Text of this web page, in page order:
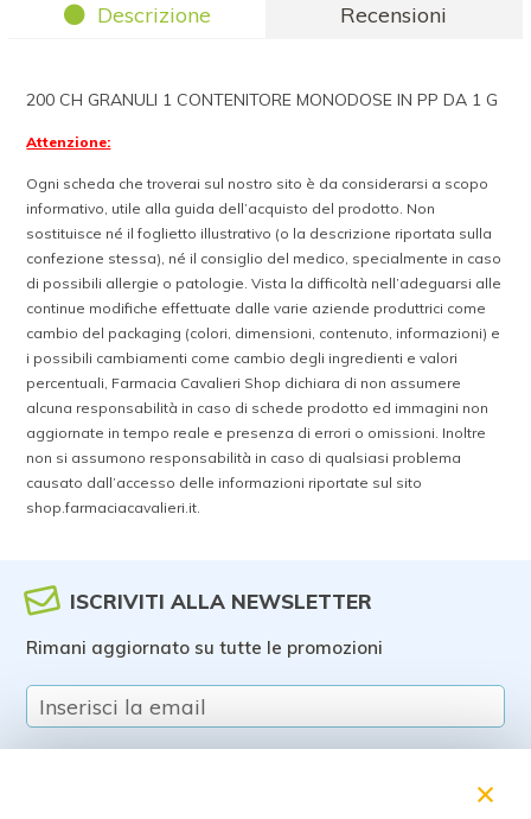
Descrizione Recensioni
200 CH GRANULI 1 CONTENITORE MONODOSE IN PP DA 1 G
Attenzione:
Ogni scheda che troverai sul nostro sito è da considerarsi a scopo
informativo, utile alla guida dell’acquisto del prodotto. Non
sostituisce né il foglietto illustrativo (o la descrizione riportata sulla
confezione stessa), né il consiglio del medico, specialmente in caso
di possibili allergie o patologie. Vista la difficoltà nell’adeguarsi alle
continue modifiche effettuate dalle varie aziende produttrici come
cambio del packaging (colori, dimensioni, contenuto, informazioni) e
i possibili cambiamenti come cambio degli ingredienti e valori
percentuali, Farmacia Cavalieri Shop dichiara di non assumere
alcuna responsabilità in caso di schede prodotto ed immagini non
aggiornate in tempo reale e presenza di errori o omissioni. Inoltre
non si assumono responsabilità in caso di qualsiasi problema
causato dall’accesso delle informazioni riportate sul sito
shop.farmaciacavalieri.it.
ISCRIVITI ALLA NEWSLETTER
Rimani aggiornato su tutte le promozioni
×